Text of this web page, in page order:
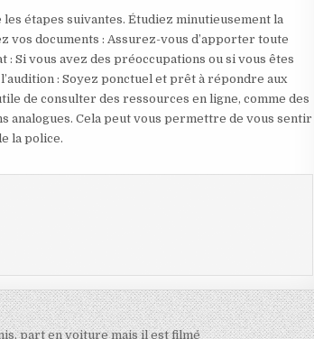
étapes suivantes. Étudiez minutieusement la
vos documents : Assurez-vous d’apporter toute
Si vous avez des préoccupations ou si vous êtes
: Soyez ponctuel et prêt à répondre aux
de consulter des ressources en ligne, comme des
analogues. Cela peut vous permettre de vous sentir
la police.
part en voiture mais il est filmé